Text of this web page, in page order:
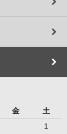
金
土
1